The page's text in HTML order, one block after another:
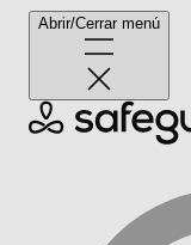
Abrir/Cerrar menú